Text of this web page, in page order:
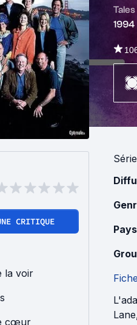
1994
CRITIQUE
la voir
cœur
Série